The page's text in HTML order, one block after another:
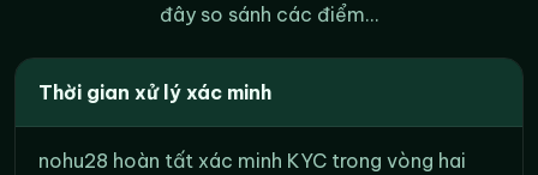
đây so sánh các điểm...
Thời gian xử lý xác minh
nohu28 hoàn tất xác minh KYC trong vòng hai